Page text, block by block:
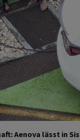
Aenova lässt in